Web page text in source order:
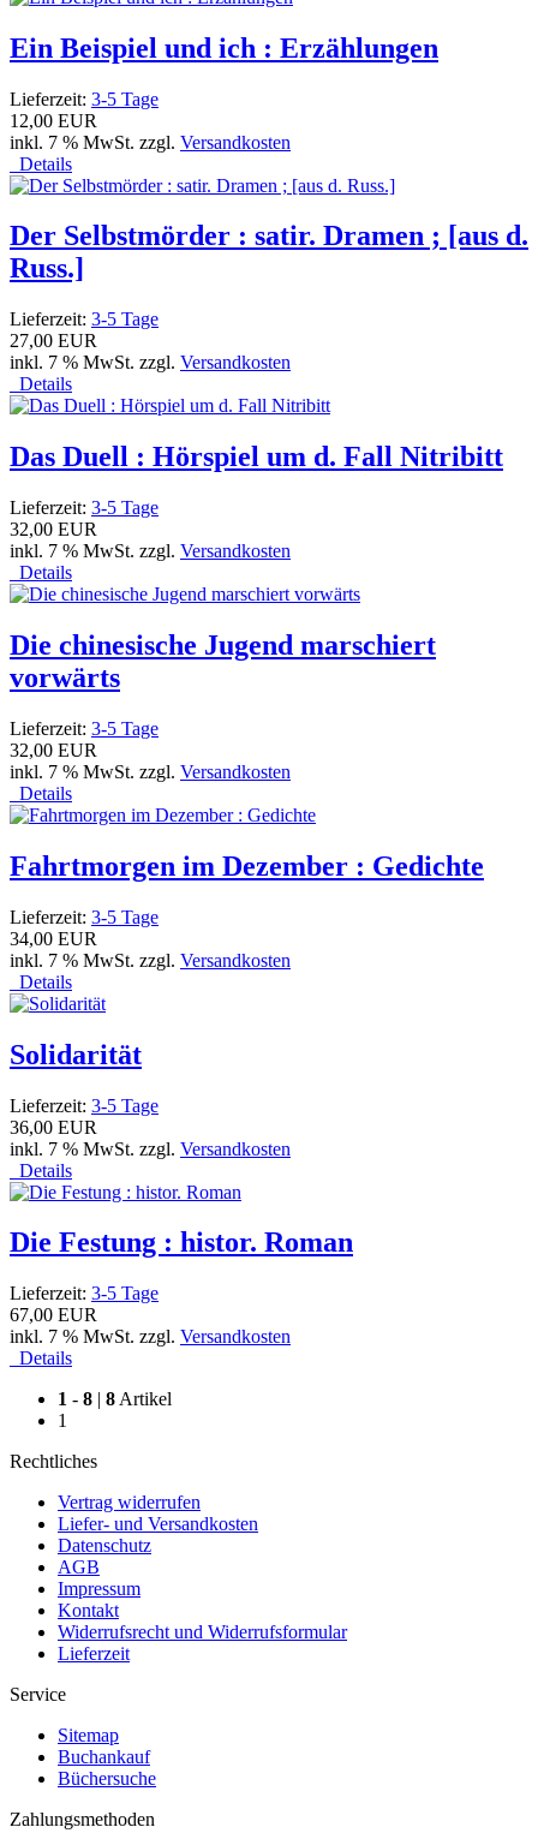
Ein Beispiel und ich : Erzählungen
Lieferzeit: 3-5 Tage
12,00 EUR
inkl. 7 % MwSt. zzgl. Versandkosten
Details
Der Selbstmörder : satir. Dramen ; [aus d.
Russ.]
Lieferzeit: 3-5 Tage
27,00 EUR
inkl. 7 % MwSt. zzgl. Versandkosten
Details
Das Duell : Hörspiel um d. Fall Nitribitt
Lieferzeit: 3-5 Tage
32,00 EUR
inkl. 7 % MwSt. zzgl. Versandkosten
Details
Die chinesische Jugend marschiert
vorwärts
Lieferzeit: 3-5 Tage
32,00 EUR
inkl. 7 % MwSt. zzgl. Versandkosten
Details
Fahrtmorgen im Dezember : Gedichte
Lieferzeit: 3-5 Tage
34,00 EUR
inkl. 7 % MwSt. zzgl. Versandkosten
Details
Solidarität
Lieferzeit: 3-5 Tage
36,00 EUR
inkl. 7 % MwSt. zzgl. Versandkosten
Details
Die Festung : histor. Roman
Lieferzeit: 3-5 Tage
67,00 EUR
inkl. 7 % MwSt. zzgl. Versandkosten
Details
1 - 8 | 8 Artikel
1
Rechtliches
Vertrag widerrufen
Liefer- und Versandkosten
Datenschutz
AGB
Impressum
Kontakt
Widerrufsrecht und Widerrufsformular
Lieferzeit
Service
Sitemap
Buchankauf
Büchersuche
Zahlungsmethoden